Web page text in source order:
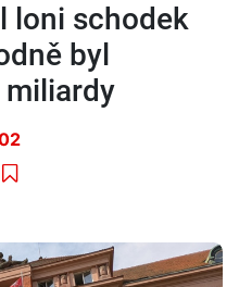
loni schodek
byl
miliardy